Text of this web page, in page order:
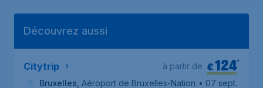
Découvrez aussi
Citytrip €124*
à partir de
Bruxelles Aéroport de Bruxelles-National• 07 sept.